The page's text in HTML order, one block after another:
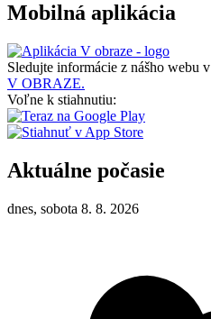
Mobilná aplikácia
Sledujte informácie z nášho webu v
V OBRAZE.
Voľne k stiahnutiu:
Aktuálne počasie
dnes, sobota 8. 8. 2026